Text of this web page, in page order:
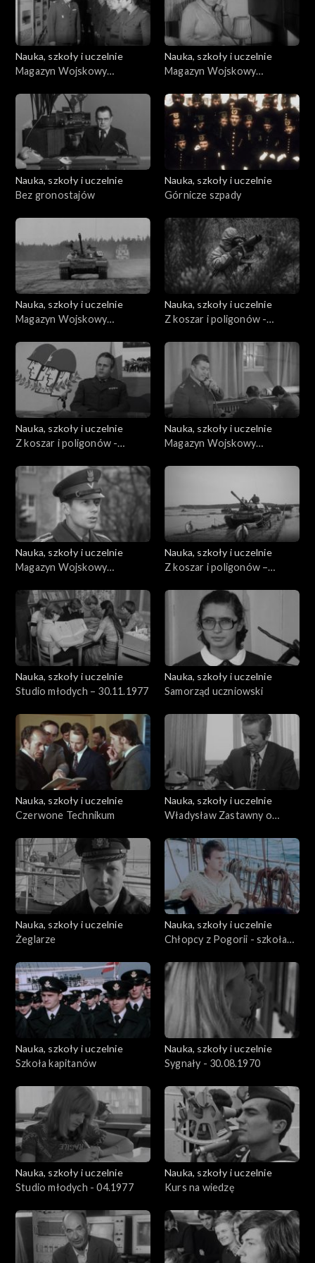
Nauka, szkoły i uczelnie
Magazyn Wojskowy
Nauka, szkoły i uczelnie
Magazyn Wojskowy
Nauka, szkoły i uczelnie
Bez gronostajów
Nauka, szkoły i uczelnie
Górnicze szpady
Nauka, szkoły i uczelnie
Magazyn Wojskowy
Nauka, szkoły i uczelnie
Z koszar i poligonów -
Wojskowego
Nauka, szkoły i uczelnie
Z koszar i poligonów -
Wojskowego
Nauka, szkoły i uczelnie
Magazyn Wojskowy
Nauka, szkoły i uczelnie
Magazyn Wojskowy
Nauka, szkoły i uczelnie
Z koszar i poligonów –
Wojskowego
Nauka, szkoły i uczelnie
Studio młodych – 30.11.1977
Nauka, szkoły i uczelnie
Samorząd uczniowski
Nauka, szkoły i uczelnie
Czerwone Technikum
Nauka, szkoły i uczelnie
Władysław Zastawny o
Nauka, szkoły i uczelnie
Żeglarze
Nauka, szkoły i uczelnie
Chłopcy z Pogorii - szkoła
Nauka, szkoły i uczelnie
Szkoła kapitanów
Nauka, szkoły i uczelnie
Sygnały - 30.08.1970
Nauka, szkoły i uczelnie
Studio młodych - 04.1977
Nauka, szkoły i uczelnie
Kurs na wiedzę